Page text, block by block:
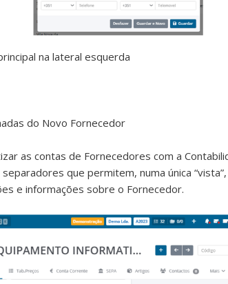
na lateral esquerda
do Novo Fornecedor
as contas de Fornecedores com a
que permitem, numa única
e informações sobre o Fornecedor.